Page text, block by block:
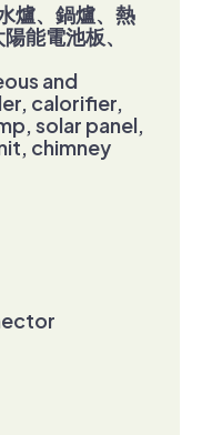
爐、鍋爐、熱
能電池板、
and
calorifier,
solar panel,
chimney